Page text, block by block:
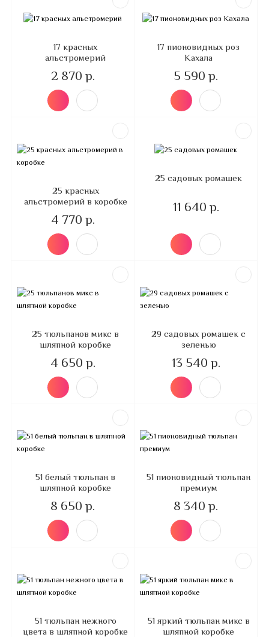
17 красных
альстромерий
2 870 р.
17 пионовидных роз
Кахала
5 590 р.
25 красных
альстромерий в коробке
4 770 р.
25 садовых ромашек
11 640 р.
25 тюльпанов микс в
шляпной коробке
4 650 р.
29 садовых ромашек с
зеленью
13 540 р.
51 белый тюльпан в
шляпной коробке
8 650 р.
51 пионовидный тюльпан
премиум
8 340 р.
51 тюльпан нежного
цвета в шляпной коробке
51 яркий тюльпан микс в
шляпной коробке